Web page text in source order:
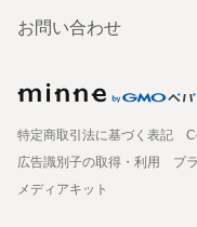
お問い合わせ
特定商取引法に基づく表記
広告識別子の取得・利用
プ
メディアキット